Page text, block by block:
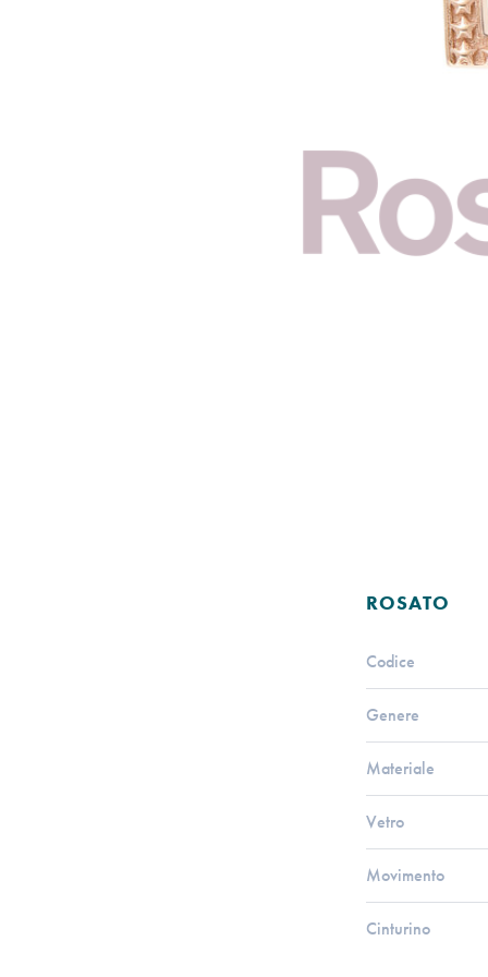
ROSATO
Codice
Genere
Materiale
Vetro
Movimento
Cinturino